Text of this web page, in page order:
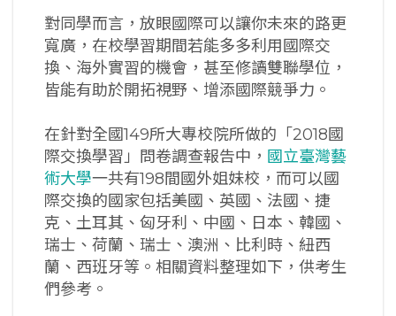
對同學而言，放眼國際可以讓你未來的路更
寬廣，在校學習期間若能多多利用國際交
換、海外實習的機會，甚至修讀雙聯學位，
皆能有助於開拓視野、增添國際競爭力。
在針對全國149所大專校院所做的「2018國
際交換學習」問卷調查報告中， 國立臺灣藝
術大學一共有198間國外姐妹校，而可以國
際交換的國家包括美國、英國、法國、捷
克、土耳其、匈牙利、中國、日本、韓國、
瑞士、荷蘭、瑞士、澳洲、比利時、紐西
蘭、西班牙等。相關資料整理如下，供考生
們參考。